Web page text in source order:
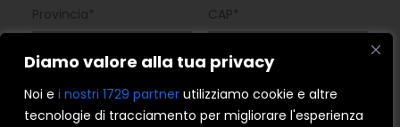
Diamo valore alla tua privacy
Noi e i nostri 1729 partner utilizziamo cookie e altre
tecnologie di tracciamento per migliorare l'esperienza